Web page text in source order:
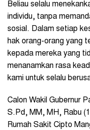
Beliau selalu
individu, tanpa
sosial. Dalam setiap
hak orang-orang yang
kepada mereka yang
menanamkan rasa
kami untuk selalu
Calon Wakil Gubernur
S.Pd, MM, MH, Rabu
Rumah Sakit Cipto